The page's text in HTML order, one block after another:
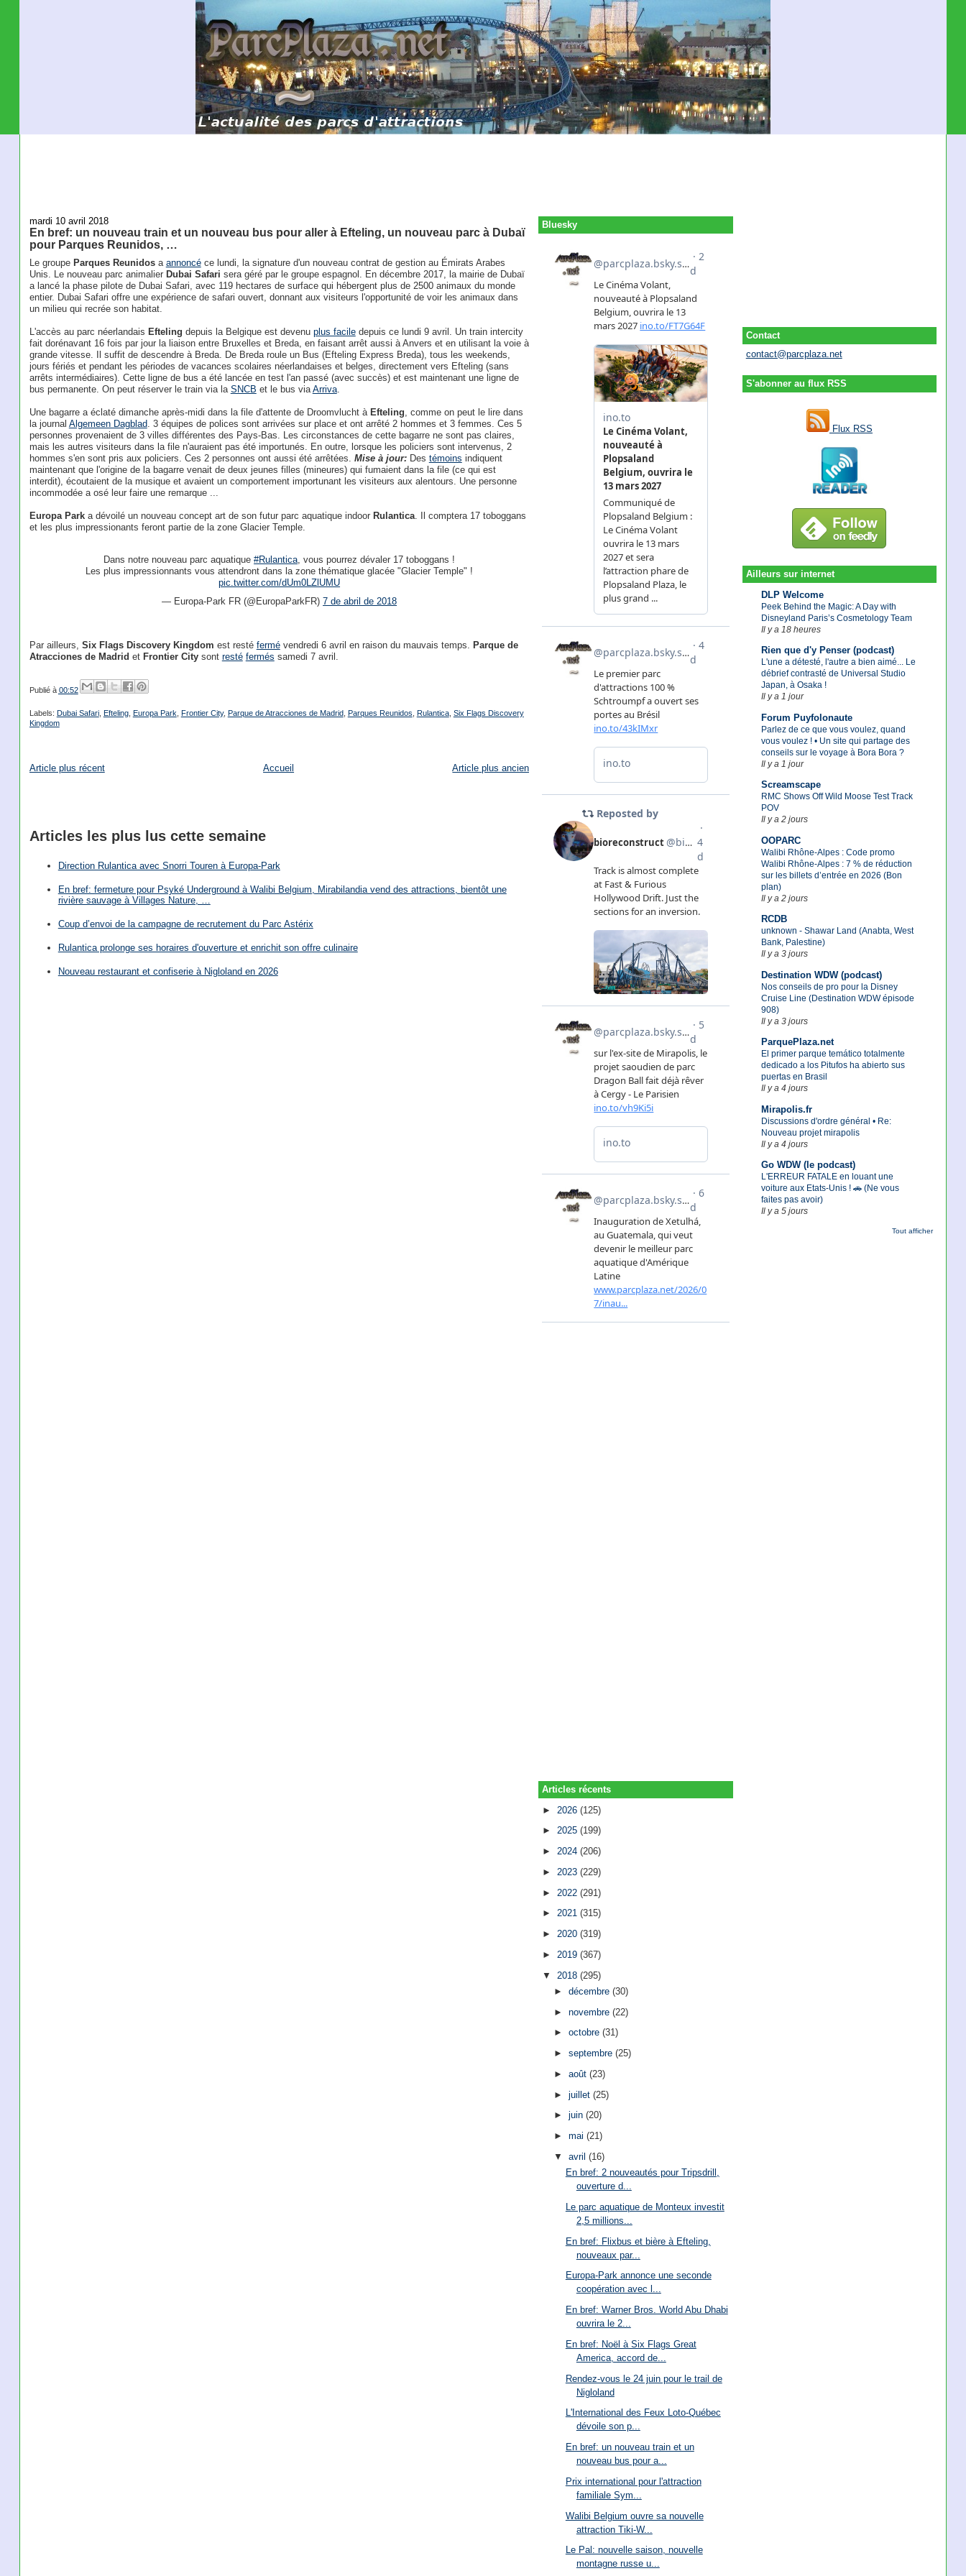
Contact
contact@parcplaza.net
S'abonner au flux RSS
Flux RSS
Ailleurs sur internet
DLP Welcome
Peek Behind the Magic: A Day with
Disneyland Paris’s Cosmetology Team
Il y a 18 heures
Rien que d'y Penser (podcast)
L'une a détesté, l'autre a bien aimé... Le
débrief contrasté de Universal Studio
Japan, à Osaka !
Il y a 1 jour
Forum Puyfolonaute
Parlez de ce que vous voulez, quand
vous voulez ! • Un site qui partage des
conseils sur le voyage à Bora Bora ?
Il y a 1 jour
Screamscape
RMC Shows Off Wild Moose Test Track
POV
Il y a 2 jours
OOPARC
Walibi Rhône-Alpes : Code promo
Walibi Rhône-Alpes : 7 % de réduction
sur les billets d’entrée en 2026 (Bon
plan)
Il y a 2 jours
RCDB
unknown - Shawar Land (Anabta, West
Bank, Palestine)
Il y a 3 jours
Destination WDW (podcast)
Nos conseils de pro pour la Disney
Cruise Line (Destination WDW épisode
908)
Il y a 3 jours
ParquePlaza.net
El primer parque temático totalmente
dedicado a los Pitufos ha abierto sus
puertas en Brasil
Il y a 4 jours
Mirapolis.fr
Discussions d'ordre général • Re:
Nouveau projet mirapolis
Il y a 4 jours
Go WDW (le podcast)
L'ERREUR FATALE en louant une
voiture aux Etats-Unis ! 🚗 (Ne vous
faites pas avoir)
Il y a 5 jours
Tout afficher
mardi 10 avril 2018
En bref: un nouveau train et un nouveau bus pour aller à Efteling, un nouveau parc à Dubaï
pour Parques Reunidos, …
Le groupe Parques Reunidosa annoncéce lundi, la signature d'un nouveau contrat de gestion au Émirats Arabes
Unis. Le nouveau parc animalier Dubai Safari sera géré par le groupe espagnol. En décembre 2017, la mairie de Dubaï
a lancé la phase pilote de Dubai Safari, avec 119 hectares de surface qui hébergent plus de 2500 animaux du monde
entier. Dubai Safari offre une expérience de safari ouvert, donnant aux visiteurs l'opportunité de voir les animaux dans
un milieu qui recrée son habitat.
L'accès au parc néerlandais Efteling depuis la Belgique est devenu plus faciledepuis ce lundi 9 avril. Un train intercity
fait dorénavant 16 fois par jour la liaison entre Bruxelles et Breda, en faisant arrêt aussi à Anvers et en utilisant la voie à
grande vitesse. Il suffit de descendre à Breda. De Breda roule un Bus (Efteling Express Breda), tous les weekends,
jours fériés et pendant les périodes de vacances scolaires néerlandaises et belges, directement vers Efteling (sans
arrêts intermédiaires). Cette ligne de bus a été lancée en test l'an passé (avec succès) et est maintenant une ligne de
bus permanente. On peut réserver le train via la SNCB et le bus viaArriva.
Une bagarre a éclaté dimanche après-midi dans la file d'attente de Droomvlucht à Efteling, comme on peut le lire dans
la journal Algemeen Dagblad. 3 équipes de polices sont arrivées sur place et ont arrêté 2 hommes et 3 femmes. Ces 5
personnes provenaient de 3 villes différentes des Pays-Bas. Les circonstances de cette bagarre ne sont pas claires,
mais les autres visiteurs dans la file n'auraient pas été importunés. En outre, lorsque les policiers sont intervenus, 2
hommes s'en sont pris aux policiers. Ces 2 personnes ont aussi été arrêtées. Mise à jour:Des témoins indiquent
maintenant que l'origine de la bagarre venait de deux jeunes filles (mineures) qui fumaient dans la file (ce qui est
interdit), écoutaient de la musique et avaient un comportement importunant les visiteurs aux alentours. Une personne
incommodée a osé leur faire une remarque ...
Europa Parka dévoilé un nouveau concept art de son futur parc aquatique indoor Rulantica. Il comptera 17 toboggans
et les plus impressionants feront partie de la zone Glacier Temple.
Dans notre nouveau parc aquatique#Rulantica, vous pourrez dévaler 17 toboggans !
Les plus impressionnants vous attendront dans la zone thématique glacée "Glacier Temple" !
pic.twitter.com/dUm0LZlUMU
— Europa-Park FR (@EuropaParkFR)7 de abril de 2018
Par ailleurs, Six Flags Discovery Kingdom est resté fermévendredi 6 avril en raison du mauvais temps. Parque de
Atracciones de Madrid et Frontier Citysont resté fermés samedi 7 avril.
Publié à 00:52
Labels: Dubai Safari, Efteling, Europa Park Frontier City, Parque de Atracciones de Madrid, Parques Reunidos Rulantica, Six Flags Discovery
Kingdom
Article plus récent Article plus ancien
Accueil
Articles les plus lus cette semaine
Direction Rulantica avec Snorri Touren à Europa-Park
En bref: fermeture pour Psyké Underground à Walibi Belgium, Mirabilandia vend des attractions, bientôt une
rivière sauvage à Villages Nature, …
Coup d’envoi de la campagne de recrutement du Parc Astérix
Rulantica prolonge ses horaires d'ouverture et enrichit son offre culinaire
Nouveau restaurant et confiserie à Nigloland en 2026
Bluesky
Articles récents
► 2026(125)
►2025(199)
►2024(206)
► 2023(229)
► 2022(291)
►2021(315)
►2020(319)
► 2019(367)
▼ 2018(295)
► décembre (30)
► novembre (22)
► octobre (31)
► septembre (25)
► août (23)
► juillet (25)
► juin (20)
► mai (21)
▼ avril (16)
En bref: 2 nouveautés pour Tripsdrill,
ouverture d...
Le parc aquatique de Monteux investit
2,5 millions...
En bref: Flixbus et bière à Efteling,
nouveaux par...
Europa-Park annonce une seconde
coopération avec l...
En bref: Warner Bros. World Abu Dhabi
ouvrira le 2...
En bref: Noël à Six Flags Great
America, accord de...
Rendez-vous le 24 juin pour le trail de
Nigloland
L'International des Feux Loto-Québec
dévoile son p...
En bref: un nouveau train et un
nouveau bus pour a...
Prix international pour l'attraction
familiale Sym...
Walibi Belgium ouvre sa nouvelle
attraction Tiki-W...
Le Pal: nouvelle saison, nouvelle
montagne russe u...